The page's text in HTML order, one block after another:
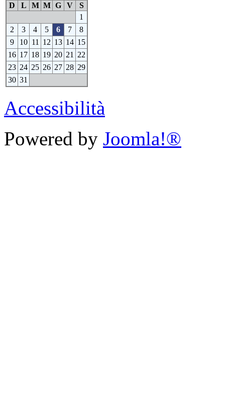
D
L M M G V
S
1
2
3 4 5 6 7
8
9
10 11 12 13 14 15
16 17 18 19 20 21
22
23 24 25 26 27 28 29
30 31
Accessibilità
Powered by Joomla!®